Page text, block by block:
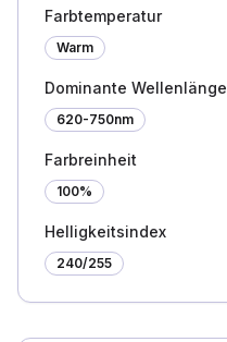
Farbtemperatur
Warm
Dominante Wellenlänge
620-750nm
Farbreinheit
100%
Helligkeitsindex
240/255